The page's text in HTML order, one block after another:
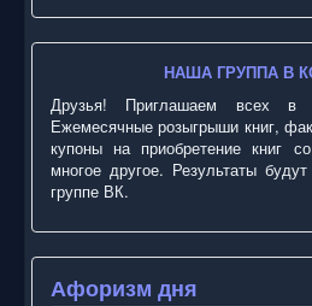
НАША ГРУППА В
Друзья! Приглашаем всех в
Ежемесячные розыгрыши книг,
купоны на приобретение книг
многое другое. Результаты
группе ВК.
Афоризм дня